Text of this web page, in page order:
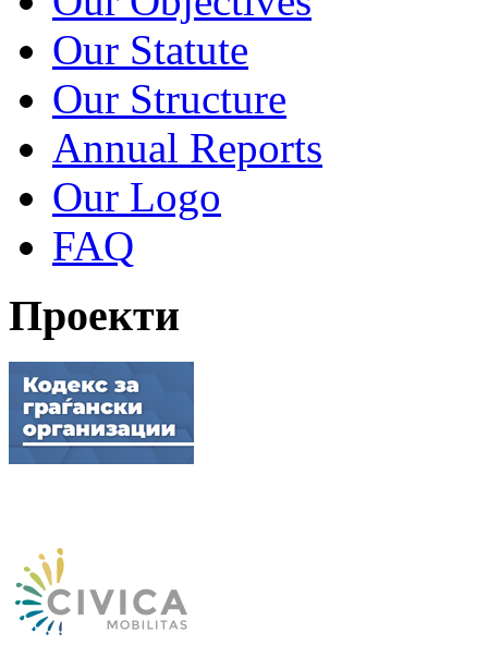
Our Statute
Our Structure
Annual Reports
Our Logo
FAQ
Проекти